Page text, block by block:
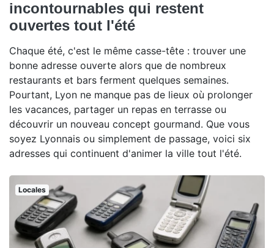
incontournables qui restent
ouvertes tout l'été
Chaque été, c'est le même casse-tête : trouver une
bonne adresse ouverte alors que de nombreux
restaurants et bars ferment quelques semaines.
Pourtant, Lyon ne manque pas de lieux où prolonger
les vacances, partager un repas en terrasse ou
découvrir un nouveau concept gourmand. Que vous
soyez Lyonnais ou simplement de passage, voici six
adresses qui continuent d'animer la ville tout l'été.
Locales